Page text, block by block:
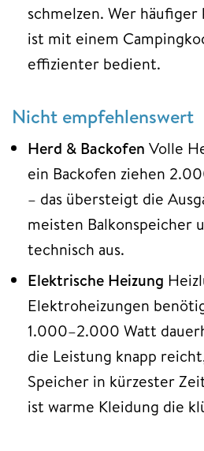
schmelzen. Wer
ist mit einem
effizienter bedient.
Nicht empfehlenswert
Herd & Backofen Volle
ein Backofen ziehen
– das übersteigt die
meisten Balkonspeicher
technisch aus.
Elektrische Heizung
Elektroheizungen
1.000–2.000 Watt
die Leistung knapp
Speicher in kürzester
ist warme Kleidung die